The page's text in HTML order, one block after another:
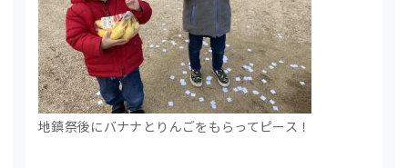
地鎮祭後にバナナとりんごをもらってピース！